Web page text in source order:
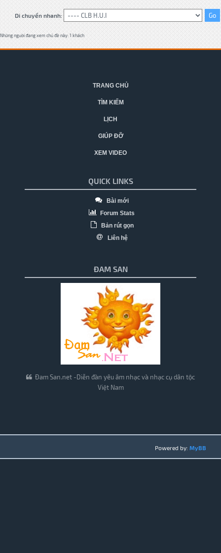
Di chuyển nhanh:
Những người đang xem chủ đề này: 1 khách
TRANG CHỦ
TÌM KIẾM
LỊCH
GIÚP ĐỠ
XEM VIDEO
QUICK LINKS
Bài mới
Forum Stats
Bản rút gọn
Liên hệ
ĐAM SAN
Đam San.net -Diễn đàn yêu âm nhạc và nhạc cụ dân tộc
Việt Nam
Powered by: MyBB